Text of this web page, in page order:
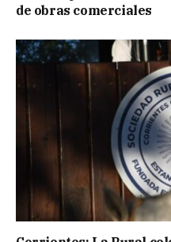
de obras comerciales